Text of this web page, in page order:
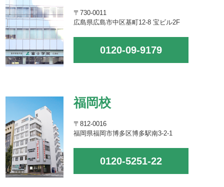
〒730-0011
広島県広島市中区基町12-8 宝ビル2F
0120-09-9179
福岡校
〒812-0016
福岡県福岡市博多区博多駅南3-2-1
0120-5251-22